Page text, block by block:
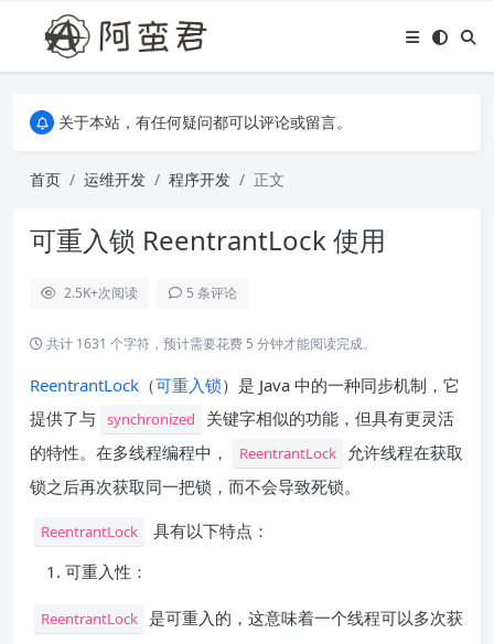
关于本站，有任何疑问都可以评论或留言。
关于本站，有任何疑问都可以评论或留言。
首页
运维开发 程序开发 正文
可重入锁 ReentrantLock 使用
2.5K+次阅读 5 条评论
共计 1631 个字符，预计需要花费 5 分钟才能阅读完成。
ReentrantLock （可重入锁）是 Java 中的一种同步机制，它
提供了与 synchronized
关键字相似的功能，但具有更灵活
的特性。在多线程编程中，
ReentrantLock
允许线程在获取
锁之后再次获取同一把锁，而不会导致死锁。
ReentrantLock
具有以下特点：
可重入性：
ReentrantLock
是可重入的，这意味着一个线程可以多次获